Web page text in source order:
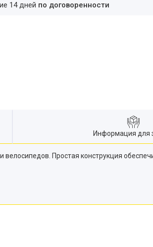
14 дней по договоренности
Информация для
Простая конструкция